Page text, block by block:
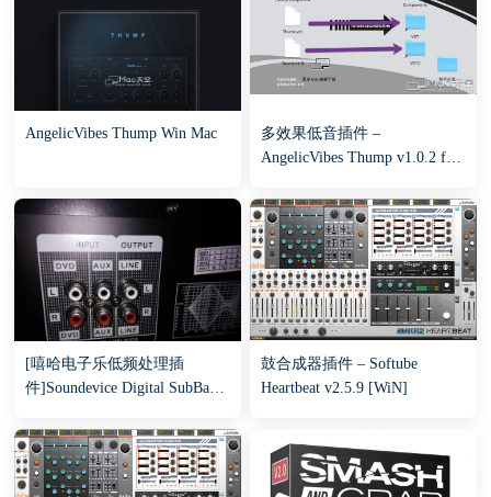
AngelicVibes Thump Win Mac
多效果低音插件 –
AngelicVibes Thump v1.0.2 for
[嘻哈电子乐低频处理插
件]Soundevice Digital SubBass
（11Mb）
鼓合成器插件 – Softube
Heartbeat v2.5.9 [WiN]